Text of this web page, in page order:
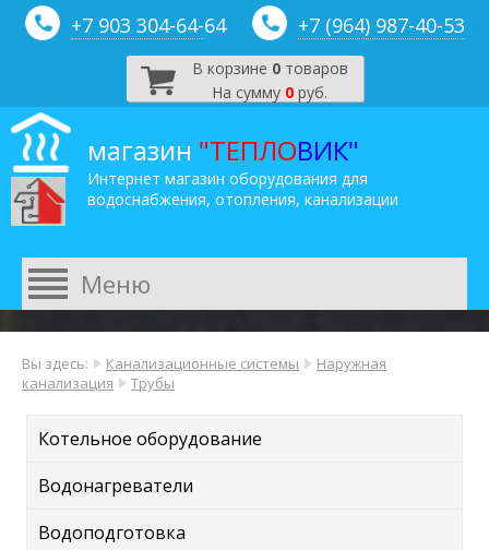
+7 903 304-64-64 +7 (964) 987-40-53
В корзине 0товаров
На сумму 0 руб.
магазин "ТЕПЛОВИК"
Интернет магазин оборудования для
водоснабжения, отопления, канализации
Вы здесь: Канализационные системы
Наружная
канализация
Трубы
Котельное оборудование
Водонагреватели
Водоподготовка